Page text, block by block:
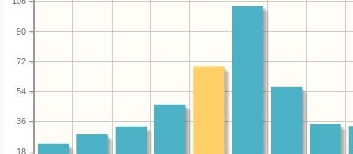
18
36
54
72
90